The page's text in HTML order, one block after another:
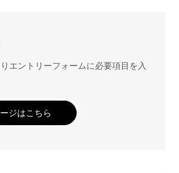
エントリーフォームに必要項目を入
ジはこちら